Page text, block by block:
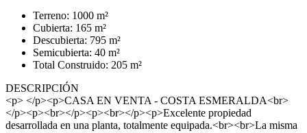
Terreno: 1000 m²
Cubierta: 165 m²
Descubierta: 795 m²
Semicubierta: 40 m²
Total Construido: 205 m²
DESCRIPCIÓN
<p> </p><p>CASA EN VENTA - COSTA ESMERALDA<br>
</p><p><br></p><p><br></p><p>Excelente propiedad
desarrollada en una planta, totalmente equipada.<br><br>La misma